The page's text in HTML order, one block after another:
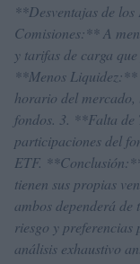
**Desventajas de
Comisiones:** A
y tarifas de carga
**Menos Liquidez:**
horario del mercado,
fondos. 3. **Falta
participaciones del
ETF.
tienen sus propias
ambos dependerá
riesgo y preferencias
análisis exhaustivo